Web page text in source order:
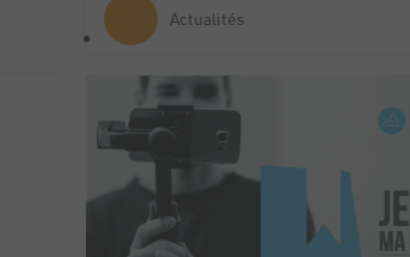
Actualités